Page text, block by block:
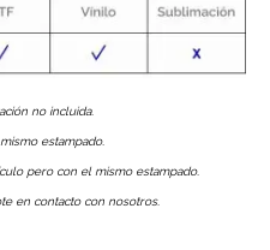
no incluida.
estampado.
pero con el mismo estampado.
en contacto con nosotros.